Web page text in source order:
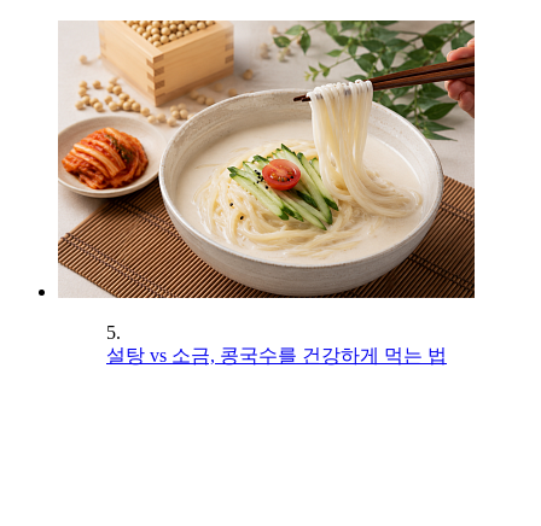
5.
설탕 vs 소금, 콩국수를 건강하게 먹는 법